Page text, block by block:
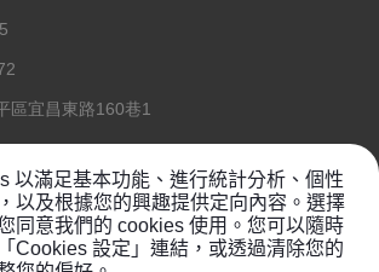
區宜昌東路160巷1
@ 2020鉦維塑膠工業有限公司
以滿足基本功能、進行統計分析、個性
以及根據您的興趣提供定向內容。選擇
同意我們的 cookies 使用。您可以隨時
Cookies 設定」連結，或透過清除您的